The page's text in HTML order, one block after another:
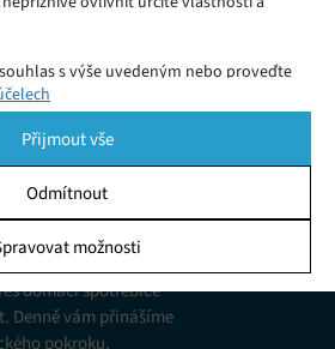
s výše uvedeným nebo proveďte
volby budou použity pouze na tomto
cookies nebo kliknutím na tlačítko
části obrazovky.
k informacím v zařízení, Porozumění
statistik nebo kombinací údajů z
Přijmout vše
Odmítnout
možnosti
novinky
domácí spotřebiče
Denně vám přinášíme
pokroku,